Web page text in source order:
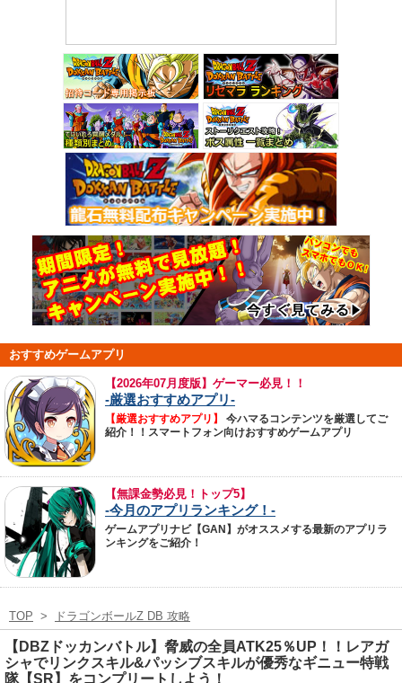
おすすめゲームアプリ
【2026年07月度版】ゲーマー必見！！
-厳選おすすめアプリ-
【厳選おすすめアプリ】
今ハマるコンテンツを厳選してご
紹介！！スマートフォン向けおすすめゲームアプリ
【無課金勢必見！トップ5】
-今月のアプリランキング！-
ゲームアプリナビ【GAN】がオススメする最新のアプリラ
ンキングをご紹介！
TOP > ドラゴンボールZ DB 攻略
【DBZドッカンバトル】脅威の全員ATK25％UP！！レアガ
シャでリンクスキル&パッシブスキルが優秀なギニュー特戦
隊【SR】をコンプリートしよう！